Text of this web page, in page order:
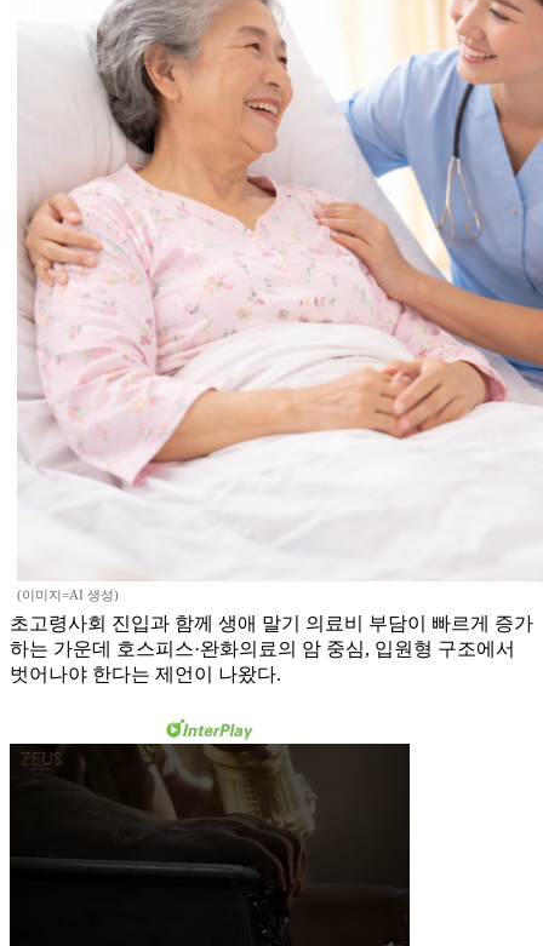
(이미지=AI 생성)
초고령사회 진입과 함께 생애 말기 의료비 부담이 빠르게 증가
하는 가운데 호스피스·완화의료의 암 중심, 입원형 구조에서
벗어나야 한다는 제언이 나왔다.